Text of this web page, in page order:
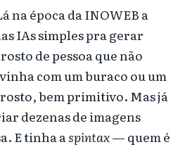
na época da INOWEB a
IAs simples pra gerar
de pessoa que não
com um buraco ou um
bem primitivo. Mas já
dezenas de imagens
E tinha aspintax— quem é